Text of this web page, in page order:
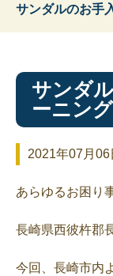
サンダルのお手
サンダ
ーニン
2021年07月06
あらゆるお困り
長崎県西彼杵郡
今回、長崎市内